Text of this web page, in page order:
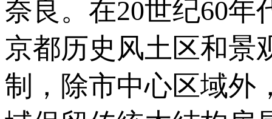
奈良。在20世纪60
京都历史风土区和景
制，除市中心区域外